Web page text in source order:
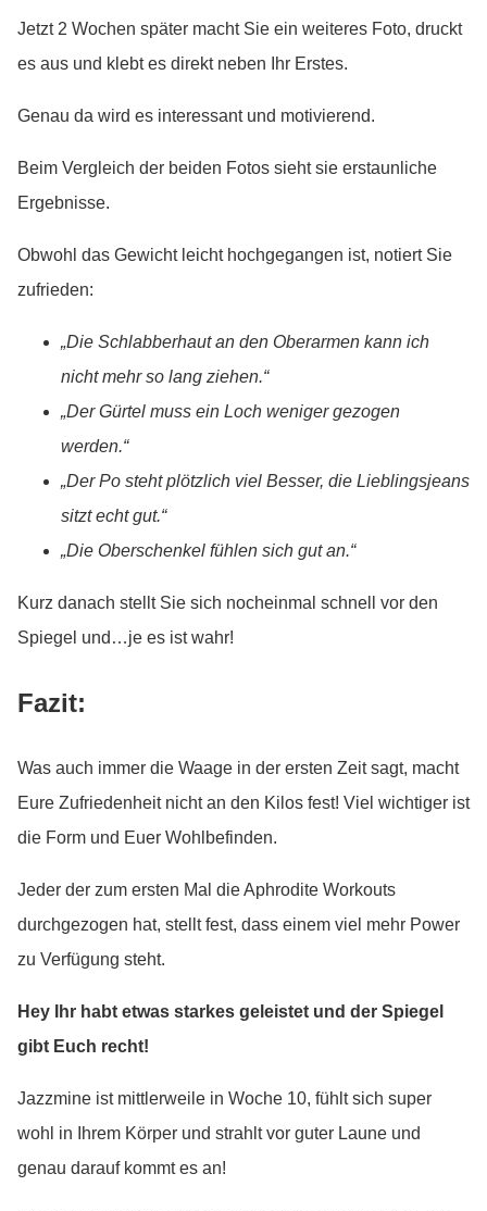
Jetzt 2 Wochen später macht Sie ein weiteres Foto, druckt
es aus und klebt es direkt neben Ihr Erstes.
Genau da wird es interessant und motivierend.
Beim Vergleich der beiden Fotos sieht sie erstaunliche
Ergebnisse.
Obwohl das Gewicht leicht hochgegangen ist, notiert Sie
zufrieden:
„Die Schlabberhaut an den Oberarmen kann ich
nicht mehr so lang ziehen.“
„Der Gürtel muss ein Loch weniger gezogen
werden.“
„Der Po steht plötzlich viel Besser, die Lieblingsjeans
sitzt echt gut.“
„Die Oberschenkel fühlen sich gut an.“
Kurz danach stellt Sie sich nocheinmal schnell vor den
Spiegel und…je es ist wahr!
Fazit:
Was auch immer die Waage in der ersten Zeit sagt, macht
Eure Zufriedenheit nicht an den Kilos fest! Viel wichtiger ist
die Form und Euer Wohlbefinden.
Jeder der zum ersten Mal die Aphrodite Workouts
durchgezogen hat, stellt fest, dass einem viel mehr Power
zu Verfügung steht.
Hey Ihr habt etwas starkes geleistet und der Spiegel
gibt Euch recht!
Jazzmine ist mittlerweile in Woche 10, fühlt sich super
wohl in Ihrem Körper und strahlt vor guter Laune und
genau darauf kommt es an!